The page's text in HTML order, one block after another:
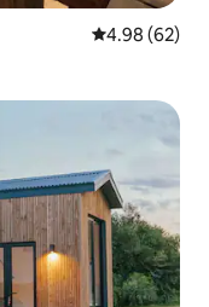
Meánrátáil
4.98 (62)